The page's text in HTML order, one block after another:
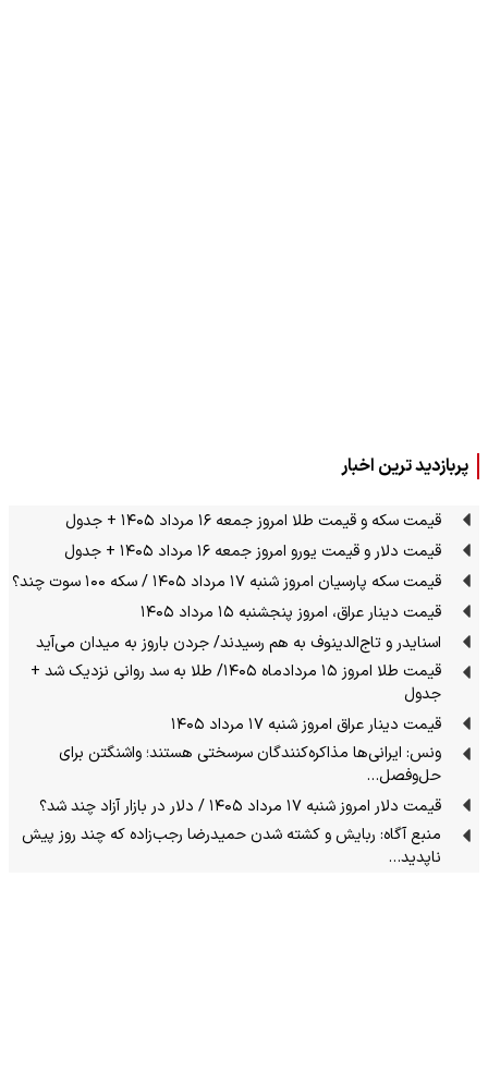
پربازدید ترین اخبار
قیمت سکه و قیمت طلا امروز جمعه ۱۶ مرداد ۱۴۰۵ + جدول
قیمت دلار و قیمت یورو امروز جمعه ۱۶ مرداد ۱۴۰۵ + جدول
قیمت سکه پارسیان امروز شنبه ۱۷ مرداد ۱۴۰۵ / سکه ۱۰۰ سوت چند؟
قیمت دینار عراق، امروز پنجشنبه ۱۵ مرداد ۱۴۰۵
اسنایدر و تاج‌الدینوف به هم رسیدند/ جردن باروز به میدان می‌آید
قیمت طلا امروز ۱۵ مردادماه ۱۴۰۵/ طلا به سد روانی نزدیک شد +
جدول
قیمت دینار عراق امروز شنبه ۱۷ مرداد ۱۴۰۵
ونس: ایرانی‌ها مذاکره‌کنندگان سرسختی هستند؛ واشنگتن برای
حل‌وفصل…
قیمت دلار امروز شنبه ۱۷ مرداد ۱۴۰۵ / دلار در بازار آزاد چند شد؟
منبع آگاه: ربایش و کشته شدن حمیدرضا رجب‌زاده که چند روز پیش
ناپدید…